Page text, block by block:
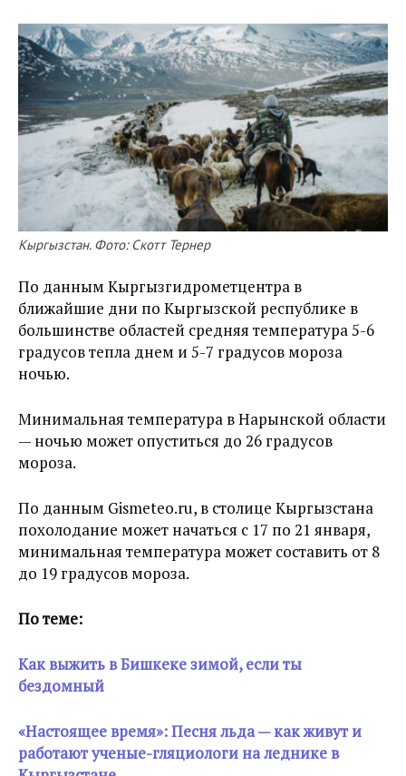
Кыргызстан. Фото: Скотт Тернер
По данным Кыргызгидрометцентра в
ближайшие дни по Кыргызской республике в
большинстве областей средняя температура 5-6
градусов тепла днем и 5-7 градусов мороза
ночью.
Минимальная температура в Нарынской области
— ночью может опуститься до 26 градусов
мороза.
По данным Gismeteo.ru, в столице Кыргызстана
похолодание может начаться с 17 по 21 января,
минимальная температура может составить от 8
до 19 градусов мороза.
По теме:
Как выжить в Бишкеке зимой, если ты
бездомный
«Настоящее время»: Песня льда — как живут и
работают ученые-гляциологи на леднике в